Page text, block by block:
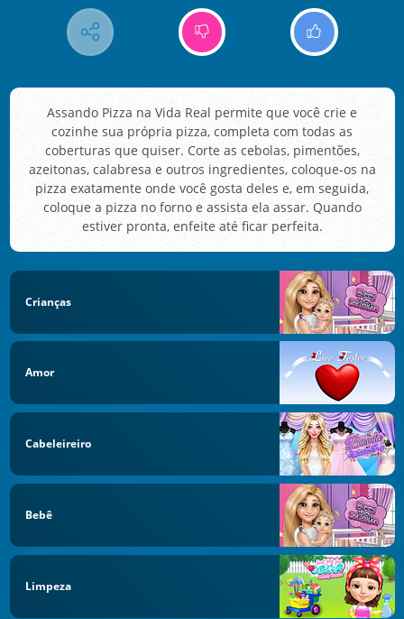
Assando Pizza na Vida Real permite que você crie e
cozinhe sua própria pizza, completa com todas as
coberturas que quiser. Corte as cebolas, pimentões,
azeitonas, calabresa e outros ingredientes, coloque-os na
pizza exatamente onde você gosta deles e, em seguida,
coloque a pizza no forno e assista ela assar. Quando
estiver pronta, enfeite até ficar perfeita.
Crianças
Amor
Cabeleireiro
Bebê
Limpeza